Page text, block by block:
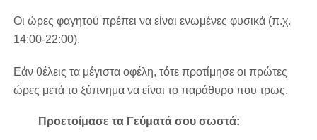
Οι ώρες φαγητού πρέπει να είναι ενωμένες φυσικά (π.χ.
14:00-22:00).
Εάν θέλεις τα μέγιστα οφέλη, τότε προτίμησε οι πρώτες
ώρες μετά το ξύπνημα να είναι το παράθυρο που τρως.
Προετοίμασε τα Γεύματά σου σωστά: